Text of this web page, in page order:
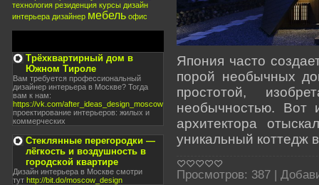
технология резиденция курсы дизайн
интерьера дизайнер мебель офис
МЕБЕЛЬ --
Трёхквартирный дом в
Южном Тироле
Вам требуется профессиональный
дизайнер интерьера в Москве? Тогда
вам к нам:
https://vk.com/after_ideas_design_moscow
проектирование интерьеров: жилых и
коммерческих
Стеклянные перегородки —
лёгкость и воздушность в
городской квартире
Дизайн интерьера в Москве смотри
тут http://bit.do/moscow_design
Япония часто
порой необычных
простотой,
необычностью. Вот
архитектора
уникальный коттедж
Просмотров: 387